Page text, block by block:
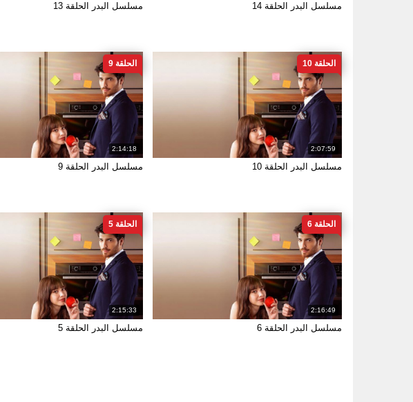
مسلسل البدر الحلقة 14 مسلسل البدر الحلقة 13
2:07:59
الحلقة 10
مسلسل البدر الحلقة 10
2:14:18
الحلقة 9
مسلسل البدر الحلقة 9
2:16:49
الحلقة 6
مسلسل البدر الحلقة 6
2:15:33
الحلقة 5
مسلسل البدر الحلقة 5